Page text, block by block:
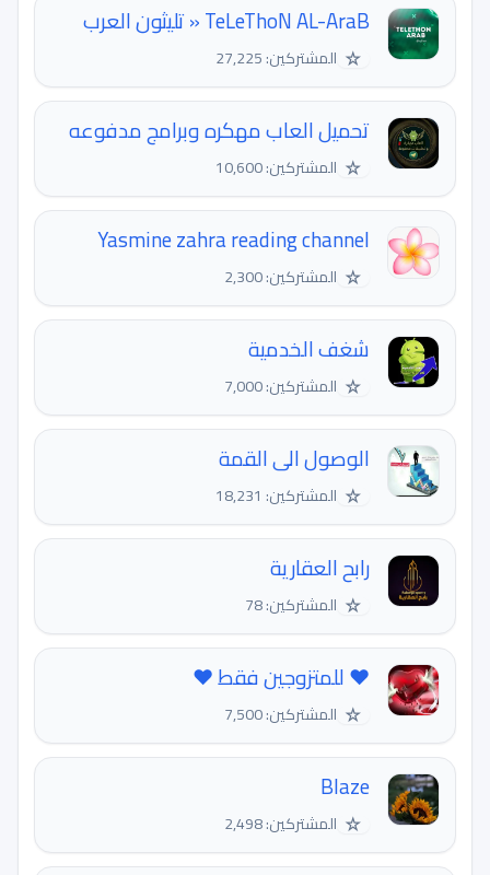
TeLeThoN AL-AraB « تليثون العرب
☆ المشتركين: 27,225
تحميل العاب مهكره وبرامج مدفوعه
☆ المشتركين: 10,600
Yasmine zahra reading channel
☆ المشتركين: 2,300
شغف الخدمية
☆ المشتركين: 7,000
الوصول الى القمة
☆ المشتركين: 18,231
رابح العقارية
☆ المشتركين: 78
❤ للمتزوجين فقط ❤
☆ المشتركين: 7,500
Blaze
☆ المشتركين: 2,498